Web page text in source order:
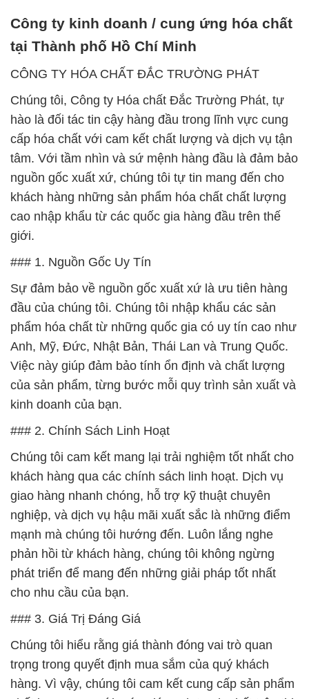
Công ty kinh doanh / cung ứng hóa chất
tại Thành phố Hồ Chí Minh
CÔNG TY HÓA CHẤT ĐẮC TRƯỜNG PHÁT
Chúng tôi, Công ty Hóa chất Đắc Trường Phát, tự
hào là đối tác tin cậy hàng đầu trong lĩnh vực cung
cấp hóa chất với cam kết chất lượng và dịch vụ tận
tâm. Với tầm nhìn và sứ mệnh hàng đầu là đảm bảo
nguồn gốc xuất xứ, chúng tôi tự tin mang đến cho
khách hàng những sản phẩm hóa chất chất lượng
cao nhập khẩu từ các quốc gia hàng đầu trên thế
giới.
### 1. Nguồn Gốc Uy Tín
Sự đảm bảo về nguồn gốc xuất xứ là ưu tiên hàng
đầu của chúng tôi. Chúng tôi nhập khẩu các sản
phẩm hóa chất từ những quốc gia có uy tín cao như
Anh, Mỹ, Đức, Nhật Bản, Thái Lan và Trung Quốc.
Việc này giúp đảm bảo tính ổn định và chất lượng
của sản phẩm, từng bước mỗi quy trình sản xuất và
kinh doanh của bạn.
### 2. Chính Sách Linh Hoạt
Chúng tôi cam kết mang lại trải nghiệm tốt nhất cho
khách hàng qua các chính sách linh hoạt. Dịch vụ
giao hàng nhanh chóng, hỗ trợ kỹ thuật chuyên
nghiệp, và dịch vụ hậu mãi xuất sắc là những điểm
mạnh mà chúng tôi hướng đến. Luôn lắng nghe
phản hồi từ khách hàng, chúng tôi không ngừng
phát triển để mang đến những giải pháp tốt nhất
cho nhu cầu của bạn.
### 3. Giá Trị Đáng Giá
Chúng tôi hiểu rằng giá thành đóng vai trò quan
trọng trong quyết định mua sắm của quý khách
hàng. Vì vậy, chúng tôi cam kết cung cấp sản phẩm